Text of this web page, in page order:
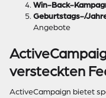
Win-Back-
Geburtstags-/
Angebote
versteckten
ActiveCampaign bietet